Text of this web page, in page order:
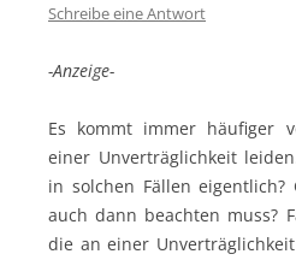
Schreibe eine Antwort
-Anzeige-
Es kommt immer häufiger
einer Unverträglichkeit
in solchen Fällen
auch dann beachten muss?
die an einer